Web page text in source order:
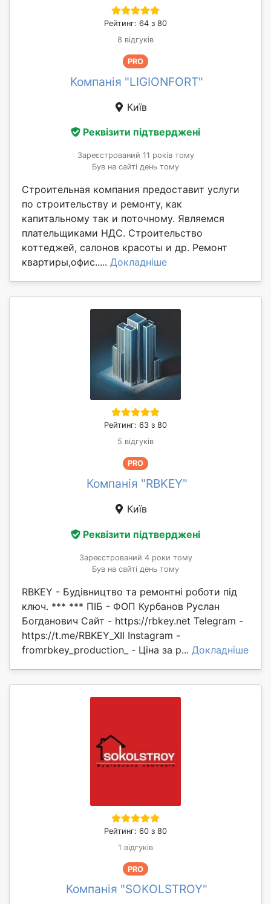
Рейтинг: 64 з 80
8 відгуків
PRO
Компанія "LIGIONFORT"
Київ
Реквізити підтверджені
Зареєстрований 11 років тому
Був на сайті день тому
Строительная компания предоставит услуги
по строительству и ремонту, как
капитальному так и поточному. Являемся
плательщиками НДС. Строительство
коттеджей, салонов красоты и др. Ремонт
квартиры,офис..... Докладніше
Рейтинг: 63 з 80
5 відгуків
PRO
Компанія "RBKEY"
Київ
Реквізити підтверджені
Зареєстрований 4 роки тому
Був на сайті день тому
RBKEY - Будівництво та ремонтні роботи під
ключ. *** *** ПІБ - ФОП Курбанов Руслан
Богданович Сайт - https://rbkey.net Telegram -
https://t.me/RBKEY_XII Instagram -
fromrbkey_production_ - Ціна за р... Докладніше
Рейтинг: 60 з 80
1 відгуків
PRO
Компанія "SOKOLSTROY"